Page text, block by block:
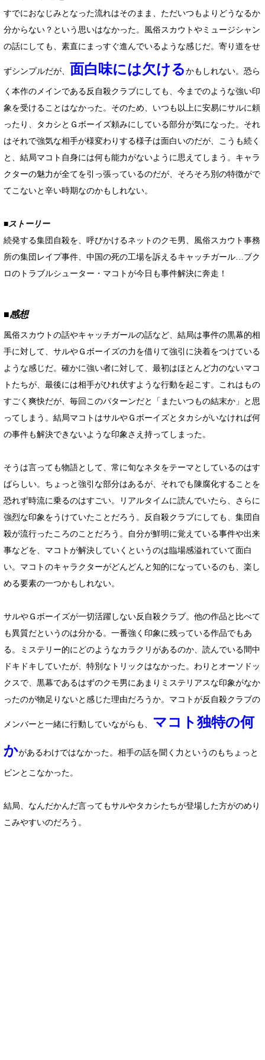
すでにおなじみとなった流れはそのまま、ただいつもよりどうなるか
分からない？という思いはなかった。風俗スカウトやミュージシャン
の話にしても、素直にまっすぐ進んでいるような感じだ。寄り道をせ
ずシンプルだが、 面白味には欠ける かもしれない。恐ら
く本作のメインである反自殺クラブにしても、今までのような強い印
象を受けることはなかった。そのため、いつも以上に安易にサルに頼
ったり、タカシとＧボーイズ頼みにしている部分が気になった。それ
はそれで強気な相手が様変わりする様子は面白いのだが、こうも続く
と、結局マコト自身には何も能力がないように思えてしまう。キャラ
クターの魅力が全てを引っ張っているのだが、そろそろ別の特徴がで
てこないと辛い時期なのかもしれない。
■ストーリー
続発する集団自殺を、呼びかけるネットのクモ男、風俗スカウト事務
所の集団レイプ事件、中国の死の工場を訴えるキャッチガール…ブク
ロのトラブルシューター・マコトが今日も事件解決に奔走！
■感想
風俗スカウトの話やキャッチガールの話など、結局は事件の黒幕的相
手に対して、サルやＧボーイズの力を借りて強引に決着をつけている
ような感じだ。確かに強い者に対して、最初はほとんど力のないマコ
トたちが、最後には相手がひれ伏すような行動を起こす。これはもの
すごく爽快だが、毎回このパターンだと「またいつもの結末か」と思
ってしまう。結局マコトはサルやＧボーイズとタカシがいなければ何
の事件も解決できないような印象さえ持ってしまった。
そうは言っても物語として、常に旬なネタをテーマとしているのはす
ばらしい。ちょっと強引な部分はあるが、それでも陳腐化することを
恐れず時流に乗るのはすごい。リアルタイムに読んでいたら、さらに
強烈な印象をうけていたことだろう。反自殺クラブにしても、集団自
殺が流行ったころのことだろう。自分が鮮明に覚えている事件や出来
事などを、マコトが解決していくというのは臨場感溢れていて面白
い。マコトのキャラクターがどんどんと知的になっているのも、楽し
める要素の一つかもしれない。
サルやＧボーイズが一切活躍しない反自殺クラブ。他の作品と比べて
も異質だというのは分かる。一番強く印象に残っている作品でもあ
る。ミステリー的にどのようなカラクリがあるのか、読んでいる間中
ドキドキしていたが、特別なトリックはなかった。わりとオーソドッ
クスで、黒幕であるはずのクモ男にあまりミステリアスな印象がなか
ったのが物足りないと感じた理由だろうか。マコトが反自殺クラブの
メンバーと一緒に行動していながらも、 マコト独特の何
かがあるわけではなかった。相手の話を聞く力というのもちょっと
ピンとこなかった。
結局、なんだかんだ言ってもサルやタカシたちが登場した方がのめり
こみやすいのだろう。